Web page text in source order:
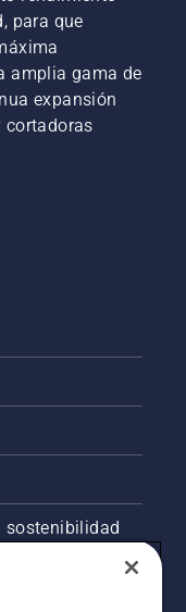
para que
amplia gama de
expansión
cortadoras
sostenibilidad